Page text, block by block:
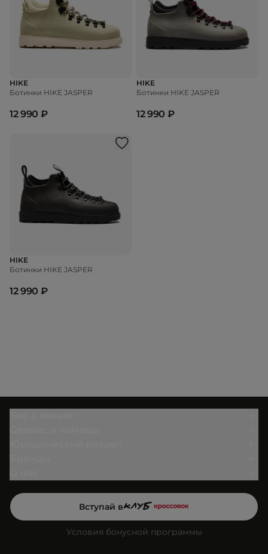
HIKE
Ботинки HIKE JASPER
12 990 ₽
HIKE
Ботинки HIKE JASPER
12 990 ₽
HIKE
Ботинки HIKE JASPER
12 990 ₽
Вступай в
Условия бонусной программы